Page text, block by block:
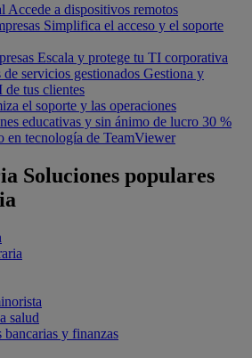
Accede a dispositivos remotos
Simplifica el acceso y el soporte
Escala y protege tu TI corporativa
de servicios gestionados Gestiona y
de tus clientes
el soporte y las operaciones
educativas y sin ánimo de lucro 30 %
en tecnología de TeamViewer
Soluciones populares
salud
bancarias y finanzas